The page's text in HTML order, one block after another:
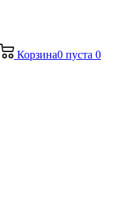
Корзина0 пуста 0